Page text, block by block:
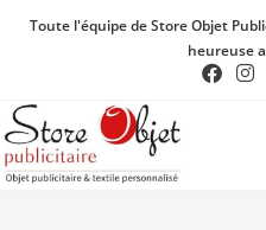
Toute l'équipe de Store Objet
heureuse